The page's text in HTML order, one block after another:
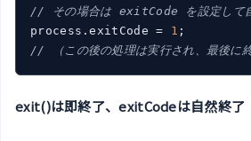
// その場合は exitCode を設定して自
process.exitCode = 1
// （この後の処理は実行され、最後に
exit()は即終了、exitCodeは自然終了